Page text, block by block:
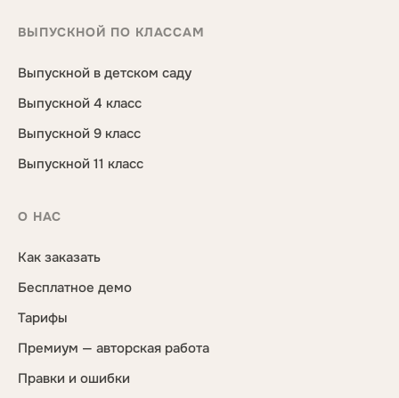
ВЫПУСКНОЙ ПО КЛАССАМ
Выпускной в детском саду
Выпускной 4 класс
Выпускной 9 класс
Выпускной 11 класс
О НАС
Как заказать
Бесплатное демо
Тарифы
Премиум — авторская работа
Правки и ошибки